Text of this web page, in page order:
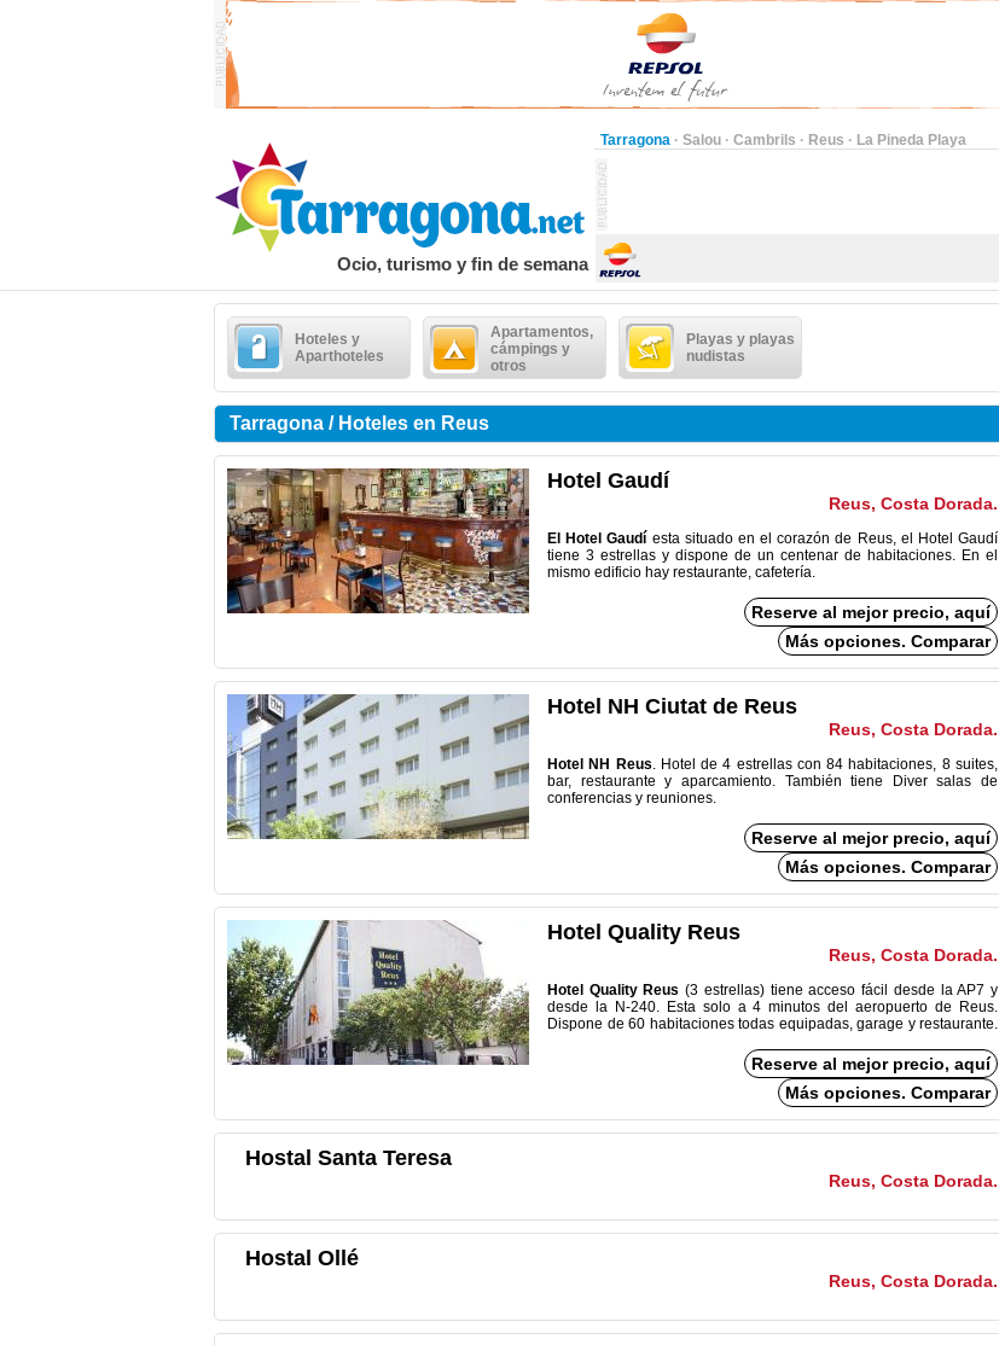
Tarragona · Salou · Cambrils · Reus · La Pineda Playa
Ocio, turismo y fin de semana
Hoteles y
Aparthoteles
Apartamentos,
cámpings y
otros
Playas y playas
nudistas
Tarragona / Hoteles en Reus
Hotel Gaudí
Reus, Costa Dorada.
El Hotel Gaudí esta situado en el corazón de Reus, el Hotel Gaudí
tiene 3 estrellas y dispone de un centenar de habitaciones. En el
mismo edificio hay restaurante, cafetería.
Reserve al mejor precio, aquí
Más opciones. Comparar
Hotel NH Ciutat de Reus
Reus, Costa Dorada.
Hotel NH Reus. Hotel de 4 estrellas con 84 habitaciones, 8 suites,
bar, restaurante y aparcamiento. También tiene Diver salas de
conferencias y reuniones.
Reserve al mejor precio, aquí
Más opciones. Comparar
Hotel Quality Reus
Reus, Costa Dorada.
Hotel Quality Reus(3 estrellas) tiene acceso fácil desde la AP7 y
desde la N-240. Esta solo a 4 minutos del aeropuerto de Reus.
Dispone de 60 habitaciones todas equipadas, garage y restaurante.
Reserve al mejor precio, aquí
Más opciones. Comparar
Hostal Santa Teresa
Reus, Costa Dorada.
Hostal Ollé
Reus, Costa Dorada.